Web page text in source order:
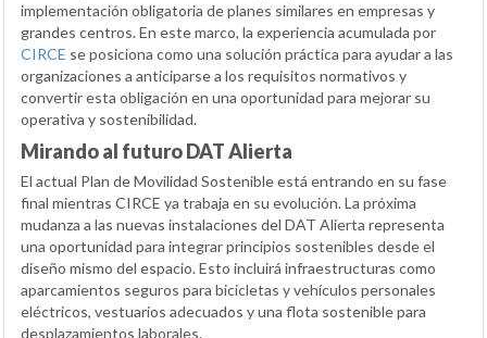
implementación obligatoria de planes similares en empresas y
grandes centros. En este marco, la experiencia acumulada por
CIRCE se posiciona como una solución práctica para ayudar a las
organizaciones a anticiparse a los requisitos normativos y
convertir esta obligación en una oportunidad para mejorar su
operativa y sostenibilidad.
Mirando al futuro DAT Alierta
El actual Plan de Movilidad Sostenible está entrando en su fase
final mientras CIRCE ya trabaja en su evolución. La próxima
mudanza a las nuevas instalaciones del DAT Alierta representa
una oportunidad para integrar principios sostenibles desde el
diseño mismo del espacio. Esto incluirá infraestructuras como
aparcamientos seguros para bicicletas y vehículos personales
eléctricos, vestuarios adecuados y una flota sostenible para
desplazamientos laborales.